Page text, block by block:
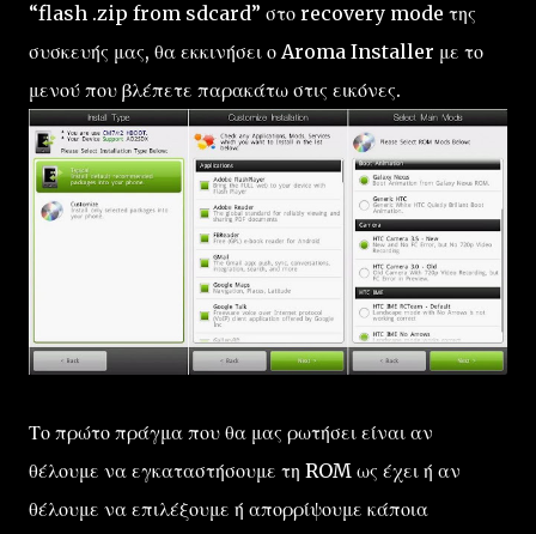
“flash .zip from sdcard” στο recovery mode της
συσκευής μας, θα εκκινήσει ο Aroma Installer με το
μενού που βλέπετε παρακάτω στις εικόνες.
Το πρώτο πράγμα που θα μας ρωτήσει είναι αν
θέλουμε να εγκαταστήσουμε τη ROM ως έχει ή αν
θέλουμε να επιλέξουμε ή απορρίψουμε κάποια